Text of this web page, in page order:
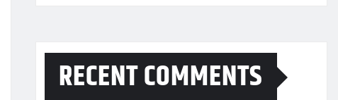
RECENT COMMENTS